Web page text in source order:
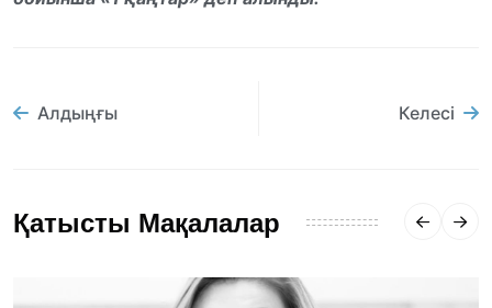
Алдыңғы Келесі
Қатысты Мақалалар